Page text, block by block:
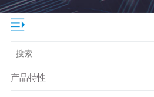
产品特性